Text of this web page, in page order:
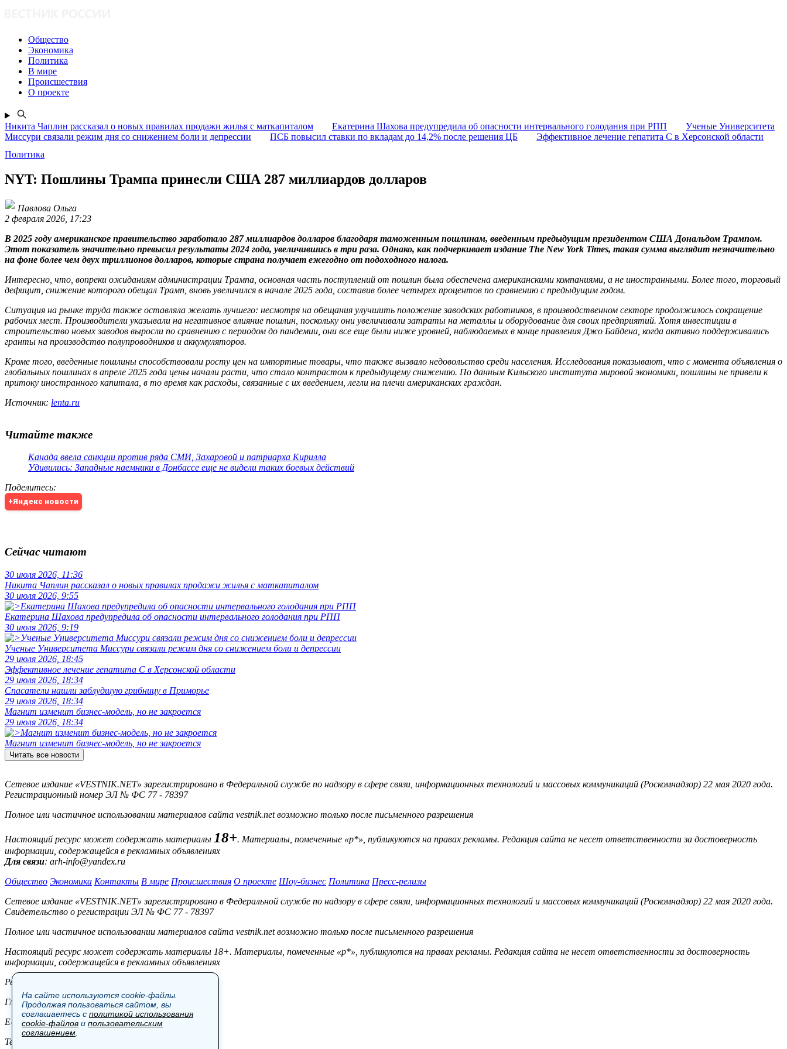
Общество
Экономика
Политика
В мире
Происшествия
О проекте
Никита Чаплин рассказал о новых правилах продажи жилья с маткапиталом Екатерина Шахова предупредила об опасности интервального голодания при РПП
Ученые Университета
Миссури связали режим дня со снижением боли и депрессии
ПСБ повысил ставки по вкладам до 14,2% после решения ЦБ
Эффективное лечение гепатита C в Херсонской области
Политика
NYT: Пошлины Трампа принесли США 287 миллиардов долларов
Павлова Ольга
2 февраля 2026, 17:23
В 2025 году американское правительство заработало 287 миллиардов долларов благодаря таможенным пошлинам, введенным предыдущим президентом США Дональдом Трампом.
Этот показатель значительно превысил результаты 2024 года, увеличившись в три раза. Однако, как подчеркивает издание The New York Times, такая сумма выглядит незначительно
на фоне более чем двух триллионов долларов, которые страна получает ежегодно от подоходного налога.
Интересно, что, вопреки ожиданиям администрации Трампа, основная часть поступлений от пошлин была обеспечена американскими компаниями, а не иностранными. Более того, торговый
дефицит, снижение которого обещал Трамп, вновь увеличился в начале 2025 года, составив более четырех процентов по сравнению с предыдущим годом.
Ситуация на рынке труда также оставляла желать лучшего: несмотря на обещания улучшить положение заводских работников, в производственном секторе продолжилось сокращение
рабочих мест. Производители указывали на негативное влияние пошлин, поскольку они увеличивали затраты на металлы и оборудование для своих предприятий. Хотя инвестиции в
строительство новых заводов выросли по сравнению с периодом до пандемии, они все еще были ниже уровней, наблюдаемых в конце правления Джо Байдена, когда активно поддерживались
гранты на производство полупроводников и аккумуляторов.
Кроме того, введенные пошлины способствовали росту цен на импортные товары, что также вызвало недовольство среди населения. Исследования показывают, что с момента объявления о
глобальных пошлинах в апреле 2025 года цены начали расти, что стало контрастом к предыдущему снижению. По данным Кильского института мировой экономики, пошлины не привели к
притоку иностранного капитала, в то время как расходы, связанные с их введением, легли на плечи американских граждан.
Источник: lenta.ru
Читайте также
Канада ввела санкции против ряда СМИ, Захаровой и патриарха Кирилла
Удивились: Западные наемники в Донбассе еще не видели таких боевых действий
Поделитесь:
+Яндекс новости
Сейчас читают
30 июля 2026, 11:36
Никита Чаплин рассказал о новых правилах продажи жилья с маткапиталом
30 июля 2026, 9:55
Екатерина Шахова предупредила об опасности интервального голодания при РПП
30 июля 2026, 9:19
Ученые Университета Миссури связали режим дня со снижением боли и депрессии
29 июля 2026, 18:45
Эффективное лечение гепатита C в Херсонской области
29 июля 2026, 18:34
Спасатели нашли заблудшую грибницу в Приморье
29 июля 2026, 18:34
Магнит изменит бизнес-модель, но не закроется
29 июля 2026, 18:34
Магнит изменит бизнес-модель, но не закроется
Читать все новости
Сетевое издание «VESTNIK.NET» зарегистрировано в Федеральной службе по надзору в сфере связи, информационных технологий и массовых коммуникаций (Роскомнадзор) 22 мая 2020 года.
Регистрационный номер ЭЛ № ФС 77 - 78397
Полное или частичное использовании материалов сайта vestnik.net возможно только после письменного разрешения
Настоящий ресурс может содержать материалы 18+. Материалы, помеченные «р*», публикуются на правах рекламы. Редакция сайта не несет ответственности за достоверность
информации, содержащейся в рекламных объявлениях
Для связи: arh-info@yandex.ru
Общество Экономика Контакты В мире Происшествия О проекте Шоу-бизнес Политика Пресс-релизы
Сетевое издание «VESTNIK.NET» зарегистрировано в Федеральной службе по надзору в сфере связи, информационных технологий и массовых коммуникаций (Роскомнадзор) 22 мая 2020 года.
Свидетельство о регистрации ЭЛ № ФС 77 - 78397
Полное или частичное использовании материалов сайта vestnik.net возможно только после письменного разрешения
Настоящий ресурс может содержать материалы 18+. Материалы, помеченные «р*», публикуются на правах рекламы. Редакция сайта не несет ответственности за достоверность
информации, содержащейся в рекламных объявлениях
Редакция:
Главный редактор: Боровов М.С.
E-mail: site@vestnik.net, reb.msk@yandex.ru
Тел.: +7 (921) 720-00-97
На сайте используются cookie-файлы.
Продолжая пользоваться сайтом, вы
соглашаетесь с политикой использования
cookie-файлов и пользовательским
соглашением